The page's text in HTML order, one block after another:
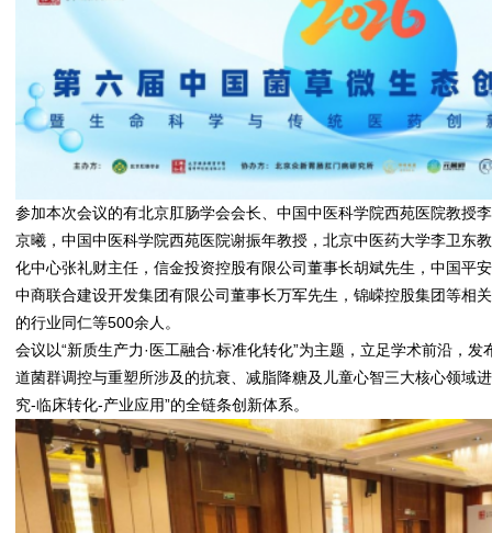
参加本次会议的有北京肛肠学会会长、中国中医科学院西苑医院教授
京曦，中国中医科学院西苑医院谢振年教授，北京中医药大学李卫东
化中心张礼财主任，信金投资控股有限公司董事长胡斌先生，中国平
中商联合建设开发集团有限公司董事长万军先生，锦嵘控股集团等相
的行业同仁等500余人。
会议以“新质生产力·医工融合·标准化转化”为主题，立足学术前沿，
道菌群调控与重塑所涉及的抗衰、减脂降糖及儿童心智三大核心领域
究-临床转化-产业应用”的全链条创新体系。